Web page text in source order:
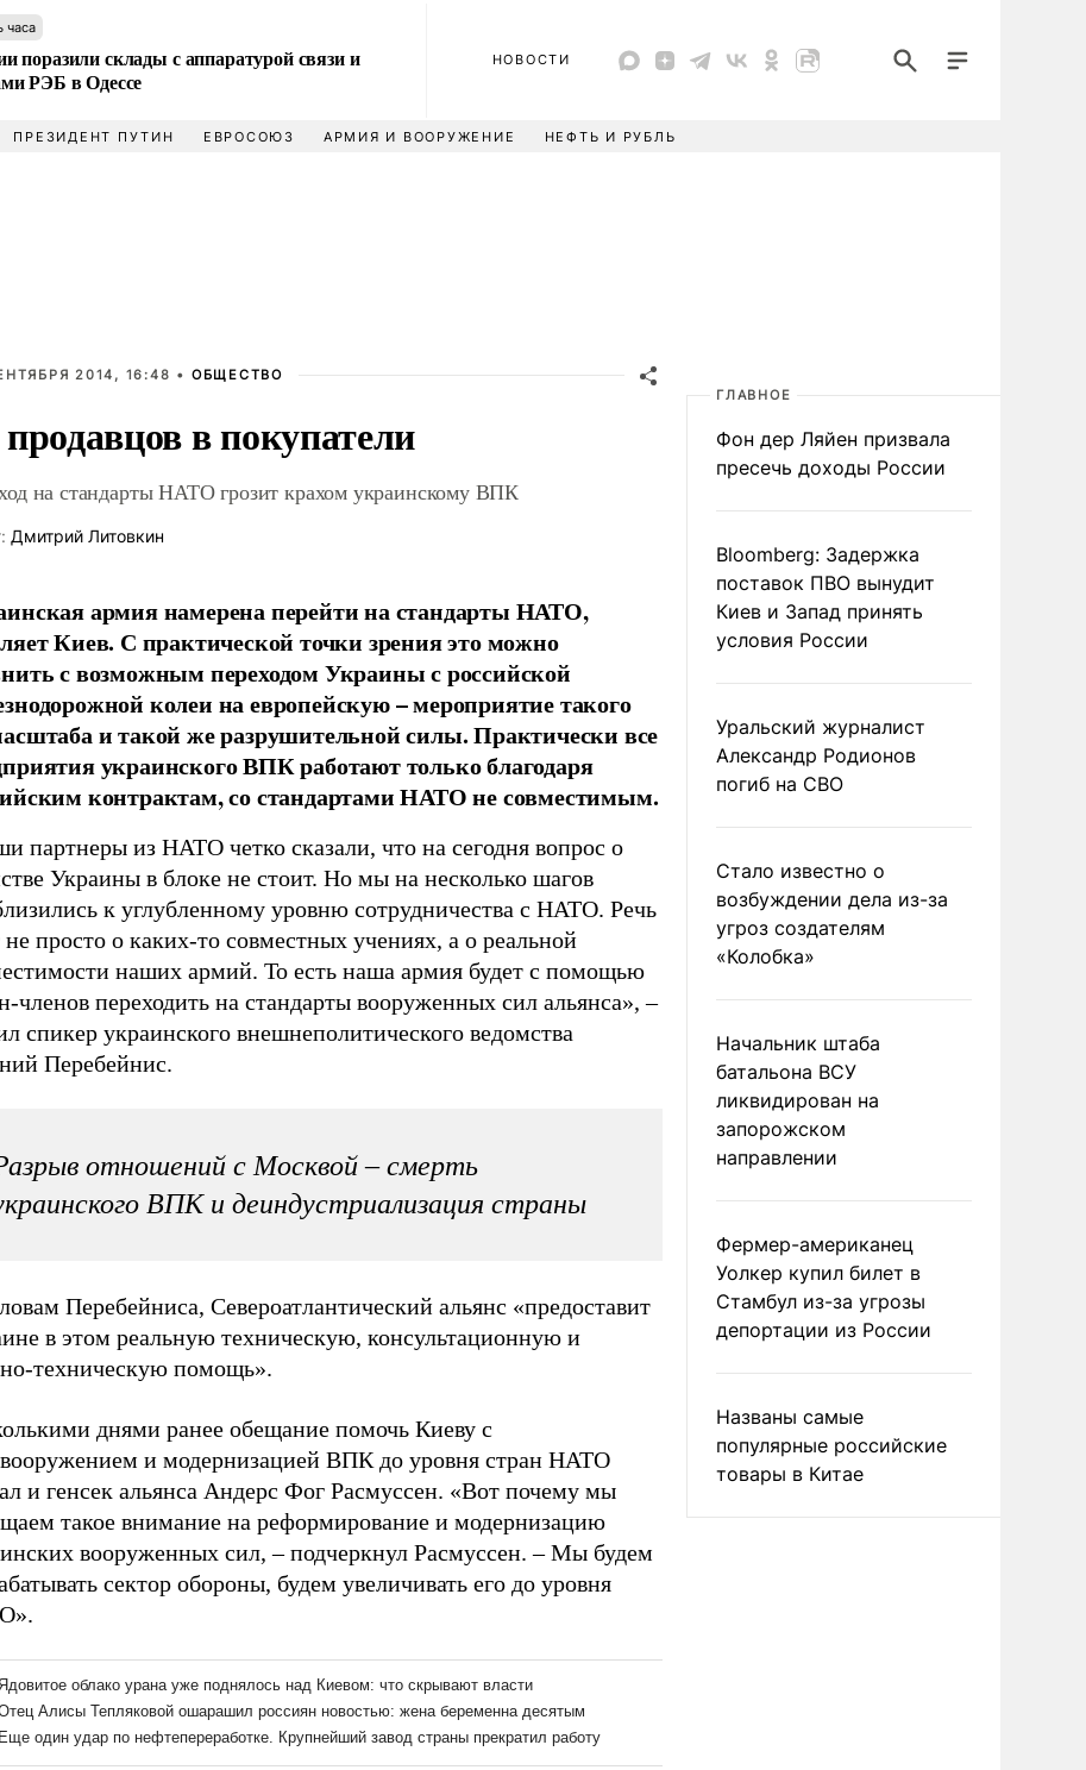
часа
поразили склады с аппаратурой связи и
РЭБ в Одессе
НОВОСТИ
ПРЕЗИДЕНТ ПУТИН ЕВРОСОЮЗ АРМИЯ И ВООРУЖЕНИЕ НЕФТЬ И РУБЛЬ
2014, 16:48 • ОБЩЕСТВО
в покупатели
на стандарты НАТО грозит крахом украинскому ВПК
Дмитрий Литовкин
армия намерена перейти на стандарты НАТО,
Киев. С практической точки зрения это можно
с возможным переходом Украины с российской
колеи на европейскую – мероприятие такого
и такой же разрушительной силы. Практически все
украинского ВПК работают только благодаря
контрактам, со стандартами НАТО не совместимым.
партнеры из НАТО четко сказали, что на сегодня вопрос о
Украины в блоке не стоит. Но мы на несколько шагов
к углубленному уровню сотрудничества с НАТО. Речь
не просто о каких-то совместных учениях, а о реальной
наших армий. То есть наша армия будет с помощью
членов переходить на стандарты вооруженных сил альянса»,–
спикер украинского внешнеполитического ведомства
Перебейнис.
отношений с Москвой – смерть
ВПК и деиндустриализация страны
Перебейниса, Североатлантический альянс «предоставит
в этом реальную техническую, консультационную и
техническую помощь».
днями ранее обещание помочь Киеву с
и модернизацией ВПК до уровня стран НАТО
и генсек альянса Андерс Фог Расмуссен. «Вот почему мы
такое внимание на реформирование и модернизацию
вооруженных сил,–подчеркнул Расмуссен. – Мы будем
сектор обороны, будем увеличивать его до уровня
ГЛАВНОЕ
Фон дер Ляйен призвала
пресечь доходы России
Bloomberg: Задержка
поставок ПВО вынудит
Киев и Запад принять
условия России
Уральский журналист
Александр Родионов
погиб на СВО
Стало известно о
возбуждении дела из-за
угроз создателям
«Колобка»
Начальник штаба
батальона ВСУ
ликвидирован на
запорожском
направлении
Фермер-американец
Уолкер купил билет в
Стамбул из-за угрозы
депортации из России
Названы самые
популярные российские
товары в Китае